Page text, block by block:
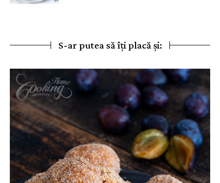
S-ar putea să îți placă și: